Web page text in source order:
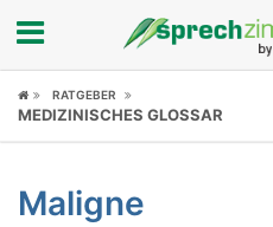
Fokus
Symptome
RATGEBER
MEDIZINISCHES GLOSSAR
Maligne